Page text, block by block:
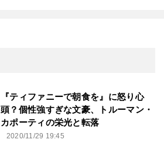
『ティファニーで朝食を』に怒り心
頭？個性強すぎな文豪、トルーマン・
カポーティの栄光と転落
2020/11/29 19:45